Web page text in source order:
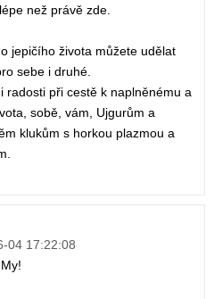
než právě zde.
jepičího života můžete udělat
sebe i druhé.
radosti při cestě k naplněnému a
sobě, vám, Ujgurům a
klukům s horkou plazmou a
04 17:22:08